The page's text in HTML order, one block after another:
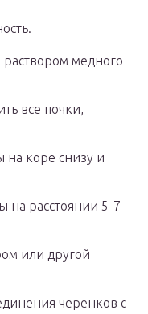
медного
все почки,
на коре снизу и
на расстоянии 5-7
или другой
черенков с